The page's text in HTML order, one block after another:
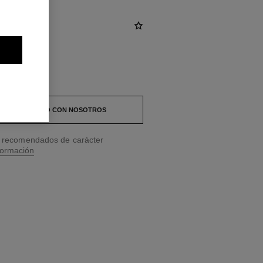
EN CONTACTO CON NOSOTROS
de carácter